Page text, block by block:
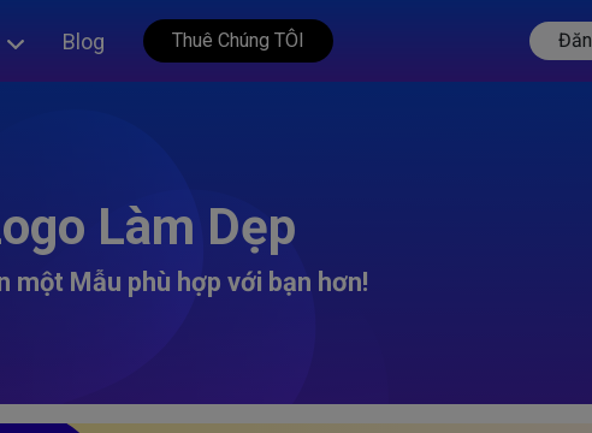
Blog Thuê Chúng TÔI
Làm Dẹp
một Mẫu phù hợp với bạn hơn!